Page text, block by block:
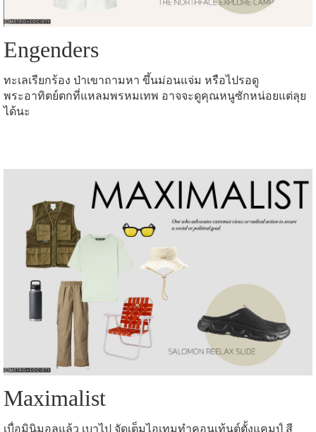
Engenders
ทะเลเรียกร้อง ป่าเขาถามหา ขึ้นม่อนแจ่ม หรือไปรอดู
พระอาทิตย์ตกที่แหลมพรหมเทพ อาจจะดูคุณหนูซักหน่อยแต่ลุย
ได้นะ
Maximalist
เบื่อมินิมอลแล้ว เบาไป จัดเต็มไอเทมทำคอนเท้นต์ตั้งแคมป์ สี